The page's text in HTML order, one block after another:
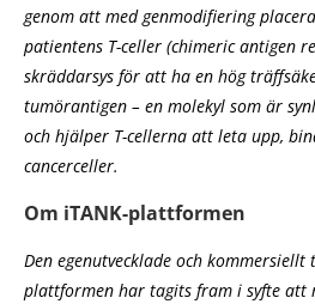
genom att med genmodifiering
patientens T-celler (chimeric antigen
skräddarsys för att ha en hög
tumörantigen – en molekyl som är
och hjälper T-cellerna att leta upp,
cancerceller.
Om iTANK-plattformen
Den egenutvecklade och kommersiellt
plattformen har tagits fram i syfte att